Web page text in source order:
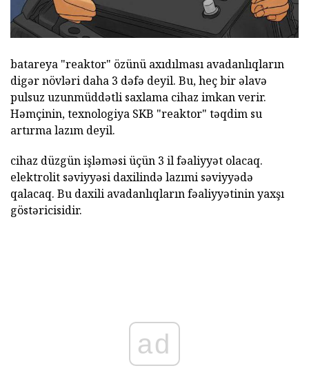
batareya "reaktor" özünü axıdılması avadanlıqların
digər növləri daha 3 dəfə deyil. Bu, heç bir əlavə
pulsuz uzunmüddətli saxlama cihaz imkan verir.
Həmçinin, texnologiya SKB "reaktor" təqdim su
artırma lazım deyil.
cihaz düzgün işləməsi üçün 3 il fəaliyyət olacaq.
elektrolit səviyyəsi daxilində lazımi səviyyədə
qalacaq. Bu daxili avadanlıqların fəaliyyətinin yaxşı
göstəricisidir.
ad